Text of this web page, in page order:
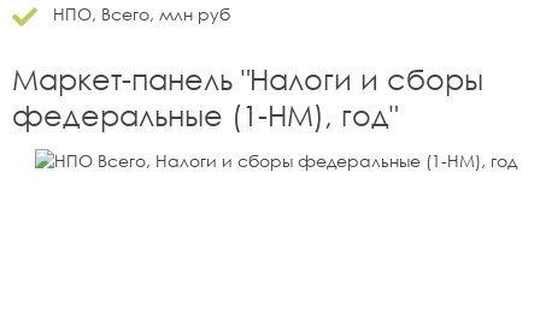
НПО, Всего, млн руб
Маркет-панель "Налоги и сборы
федеральные (1-НМ), год"